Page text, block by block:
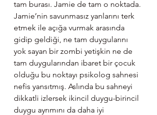
tam burası. Jamie de tam o noktada.
Jamie’nin savunmasız yanlarını terk
etmek ile açığa vurmak arasında
gidip geldiği, ne tam duygularını
yok sayan bir zombi yetişkin ne de
tam duygularından ibaret bir çocuk
olduğu bu noktayı psikolog sahnesi
nefis yansıtmış. Aslında bu sahneyi
dikkatli izlersek ikincil duygu-birincil
duygu ayrımını da daha iyi